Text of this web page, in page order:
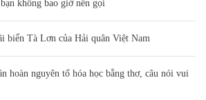
không bao giờ nên gọi
biển Tà Lơn của Hải quân Việt Nam
hoàn nguyên tố hóa học bằng thơ, câu nói vui